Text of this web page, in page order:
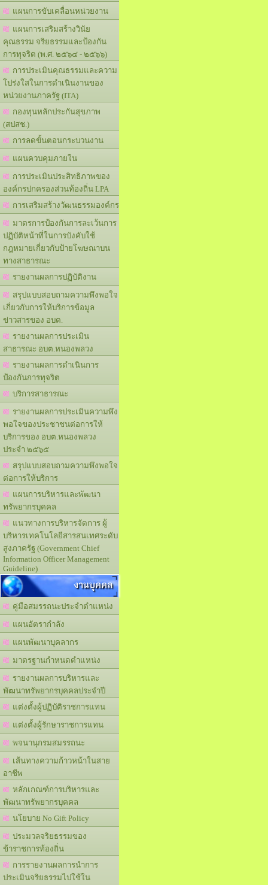
แผนการขับเคลื่อนหน่วยงาน
แผนการเสริมสร้างวินัย
คุณธรรม จริยธรรมและป้องกัน
การทุจริต (พ.ศ. ๒๕๖๔ - ๒๕๖๖)
การประเมินคุณธรรมและความ
โปร่งใสในการดำเนินงานของ
หน่วยงานภาครัฐ (ITA)
กองทุนหลักประกันสุขภาพ
(สปสช.)
การลดขั้นตอนกระบวนงาน
แผนควบคุมภายใน
การประเมินประสิทธิภาพของ
องค์กรปกครองส่วนท้องถิ่น LPA
การเสริมสร้างวัฒนธรรมองค์กร
มาตรการป้องกันการละเว้นการ
ปฏิบัติหน้าที่ในการบังคับใช้
กฎหมายเกี่ยวกับป้ายโฆษณาบน
ทางสาธารณะ
รายงานผลการปฏิบัติงาน
สรุปแบบสอบถามความพึงพอใจ
เกี่ยวกับการให้บริการข้อมูล
ข่าวสารของ อบต.
รายงานผลการประเมิน
สาธารณะ อบต.หนองพลวง
รายงานผลการดำเนินการ
ป้องกันการทุจริต
บริการสาธารณะ
รายงานผลการประเมินความพึง
พอใจของประชาชนต่อการให้
บริการของ อบต.หนองพลวง
ประจำ ๒๕๖๕
สรุปแบบสอบถามความพึงพอใจ
ต่อการให้บริการ
แผนการบริหารและพัฒนา
ทรัพยากรบุคคล
แนวทางการบริหารจัดการ ผู้
บริหารเทคโนโลยีสารสนเทศระดับ
สูงภาครัฐ (Government Chief
Information Officer Management
Guideline)
งานบุคคล
คู่มือสมรรถนะประจำตำแหน่ง
แผนอัตรากำลัง
แผนพัฒนาบุคลากร
มาตรฐานกำหนดตำแหน่ง
รายงานผลการบริหารและ
พัฒนาทรัพยากรบุคคลประจำปี
แต่งตั้งผู้ปฏิบัติราชการแทน
แต่งตั้งผู้รักษาราชการแทน
พจนานุกรมสมรรถนะ
เส้นทางความก้าวหน้าในสาย
อาชีพ
หลักเกณฑ์การบริหารและ
พัฒนาทรัพยากรบุคคล
นโยบาย No Gift Policy
ประมวลจริยธรรมของ
ข้าราชการท้องถิ่น
การรายงานผลการนำการ
ประเมินจริยธรรมไปใช้ใน